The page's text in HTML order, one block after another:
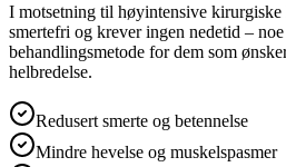
I motsetning til høyintensive
smertefri og krever ingen nedetid –
behandlingsmetode for dem som
helbredelse.
Redusert smerte og betennelse
Mindre hevelse og muskelspasmer